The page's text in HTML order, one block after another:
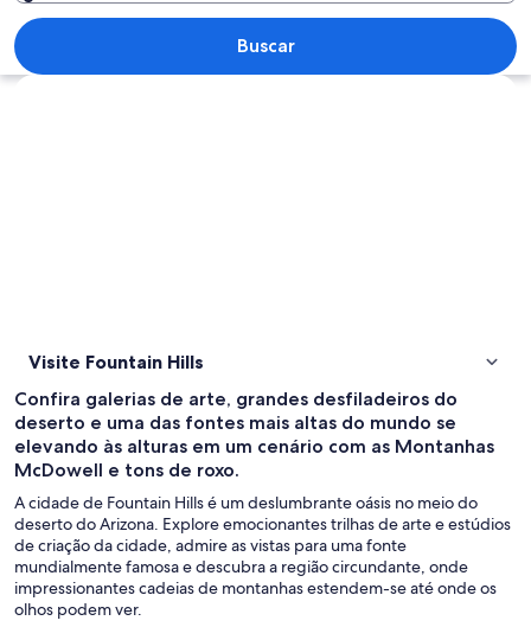
Paisagem desértica com cactos,
Buscar
Explorar mapa
Visite Fountain Hills
Confira galerias de arte, grandes desfiladeiros do
deserto e uma das fontes mais altas do mundo se
elevando às alturas em um cenário com as Montanhas
McDowell e tons de roxo.
A cidade de Fountain Hills é um deslumbrante oásis no meio do
deserto do Arizona. Explore emocionantes trilhas de arte e estúdios
de criação da cidade, admire as vistas para uma fonte
mundialmente famosa e descubra a região circundante, onde
impressionantes cadeias de montanhas estendem-se até onde os
olhos podem ver.